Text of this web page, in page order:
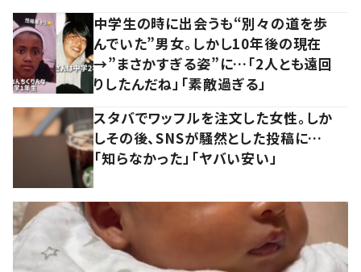
中学生の時に出会うも“別々の道を歩
んでいた”男女。しかし10年後の現在
→”まさかすぎる姿”に…「2人とも遠回
りしたんだね」「素敵過ぎる」
スタバでワッフルを注文した女性。しか
しその後、SNSが騒然とした投稿に…
「知らなかった」「ヤバい安い」